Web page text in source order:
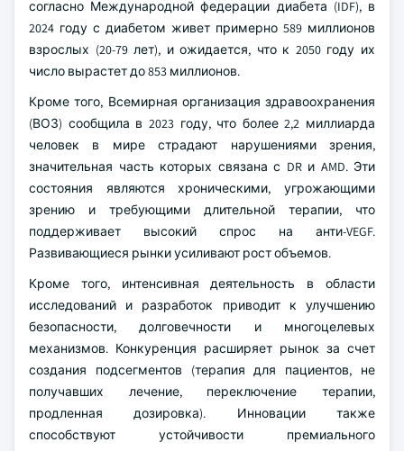
согласно Международной федерации диабета (IDF), в
2024 году с диабетом живет примерно 589 миллионов
взрослых (20-79 лет), и ожидается, что к 2050 году их
число вырастет до 853 миллионов.
Кроме того, Всемирная организация здравоохранения
(ВОЗ) сообщила в 2023 году, что более 2,2 миллиарда
человек в мире страдают нарушениями зрения,
значительная часть которых связана с DR и AMD. Эти
состояния являются хроническими, угрожающими
зрению и требующими длительной терапии, что
поддерживает высокий спрос на анти-VEGF.
Развивающиеся рынки усиливают рост объемов.
Кроме того, интенсивная деятельность в области
исследований и разработок приводит к улучшению
безопасности, долговечности и многоцелевых
механизмов. Конкуренция расширяет рынок за счет
создания подсегментов (терапия для пациентов, не
получавших лечение, переключение терапии,
продленная дозировка). Инновации также
способствуют устойчивости премиального